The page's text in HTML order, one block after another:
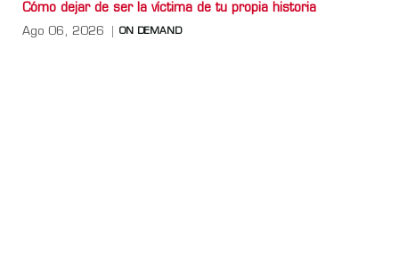
Cómo dejar de ser la víctima de tu propia historia
Ago 06, 2026 ON DEMAND